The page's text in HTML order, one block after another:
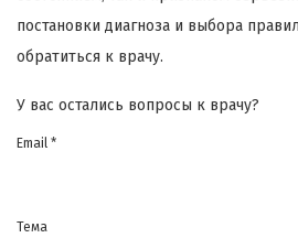
постановки диагноза и выбора
обратиться к врачу.
У вас остались вопросы к врачу?
Email *
Тема